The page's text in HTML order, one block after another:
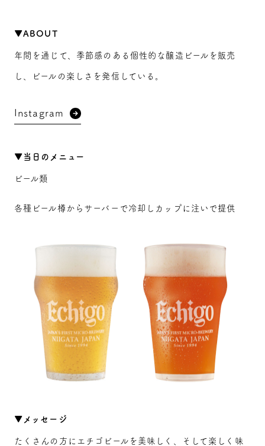
▼ABOUT
年間を通じて、季節感のある個性的な醸造ビールを販売
し、ビールの楽しさを発信している。
Instagram
▼当日のメニュー
ビール類
各種ビール樽からサーバーで冷却しカップに注いで提供
▼メッセージ
たくさんの方にエチゴビールを美味しく、そして楽しく味